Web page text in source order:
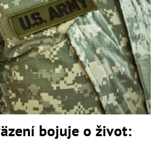
bojuje o život: